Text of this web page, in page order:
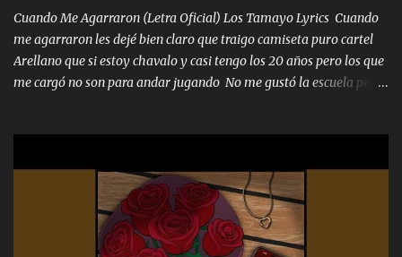
Cuando Me Agarraron (Letra Oficial) Los Tamayo Lyrics Cuando
me agarraron les dejé bien claro que traigo camiseta puro cartel
Arellano que si estoy chavalo y casi tengo los 20 años pero los que
me cargó no son para andar jugando No me gustó la escuela pero
Yo Soy El De Las Pacas Sobrino Del Brazo Armad0 Con mi Glock
fajado y mi R terciado me van a ver allá por TJ para un licenciado
mando un abrazo andamos al cien Choritas también Música
Ando en la colonia bien acelerado traigo un M2 que nunca me ha